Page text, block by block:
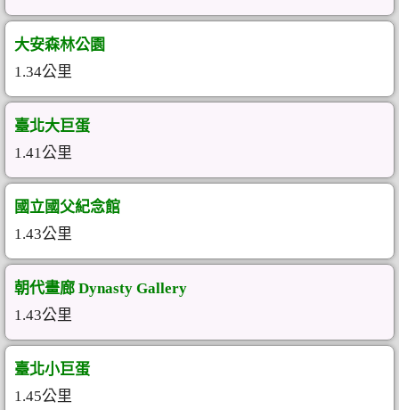
大安森林公園
1.34公里
臺北大巨蛋
1.41公里
國立國父紀念館
1.43公里
朝代畫廊 Dynasty Gallery
1.43公里
臺北小巨蛋
1.45公里